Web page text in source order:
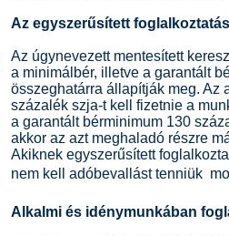
Az egyszerűsített
Az úgynevezett mentesített
a minimálbér, illetve a garantált
összeghatárra állapítják meg. Az
százalék szja-t kell fizetnie a
a garantált bérminimum 130
akkor az azt meghaladó részre
Akiknek egyszerűsített
nem kell adóbevallást tenniük 
Alkalmi és idénymunkában